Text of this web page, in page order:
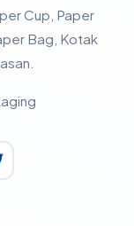
Cup, Paper
Bag, Kotak